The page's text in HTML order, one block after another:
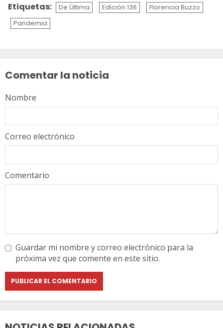
Etiquetas: De Última Edición 136
Florencia Buzzo
Pandemia
Comentar la noticia
Comentario
Nombre
Correo electrónico
Guardar mi nombre y correo electrónico para la
próxima vez que comente en este sitio.